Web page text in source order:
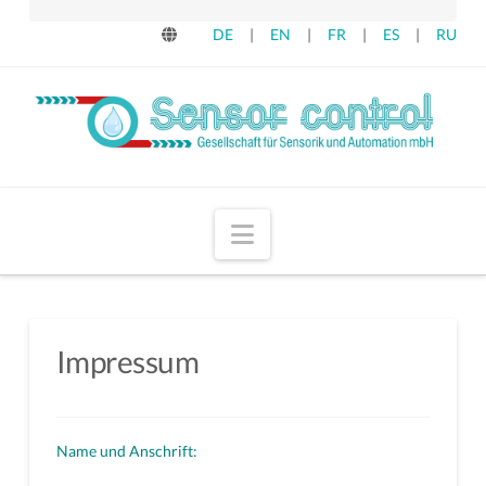
DE | EN | FR | ES | RU
Navigation
Impressum
Name und Anschrift: